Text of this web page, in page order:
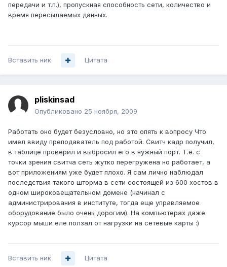
передачи и т.п.), пропускная способность сети, количество и
время пересылаемых данных.
Вставить ник Цитата
pliskinsad
Опубликовано 25 ноября, 2009
Работать оно будет безусловно, но это опять к вопросу Что
имел ввиду преподаватель под работой. Свитч кадр получил,
в таблице проверил и выбросил его в нужный порт. Т.е. с
точки зрения свитча сеть жутко перегружена но работает, а
вот приложениям уже будет плохо. Я сам лично наблюдал
последствия такого шторма в сети состоящей из 600 хостов в
одном широковещательном домене (начинал с
администрирования в институте, тогда еще управляемое
оборудование было очень дорогим). На компьютерах даже
курсор мыши еле ползал от нагрузки на сетевые карты :)
Вставить ник Цитата